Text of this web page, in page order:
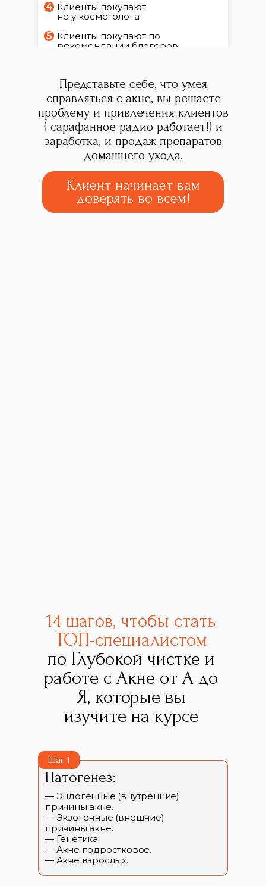
Клиенты покупают
не у косметолога
Клиенты покупают по
рекомендации блогеров
ситуацию
4
5
Представьте себе, что умея
справляться с акне, вы решаете
проблему и привлечения клиентов
( сарафанное радио работает!) и
заработка, и продаж препаратов
домашнего ухода.
Клиент начинает вам
доверять во всем!
14 шагов, чтобы стать
ТОП-специалистом
по Глубокой чистке и
работе с Акне от А до
Я, которые вы
изучите на курсе
— Эндогенные (внутренние)
причины акне.
— Экзогенные (внешние)
причины акне.
— Генетика.
— Акне подростковое.
— Акне взрослых.
Шаг 1
Патогенез: